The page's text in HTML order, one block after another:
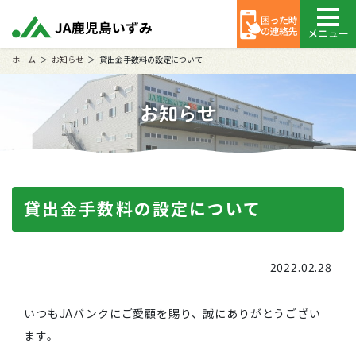
メニュー
ホーム お知らせ 貸出金手数料の設定について
お知らせ
貸出金手数料の設定について
2022.02.28
いつもJAバンクにご愛顧を賜り、誠にありがとうござい
ます。